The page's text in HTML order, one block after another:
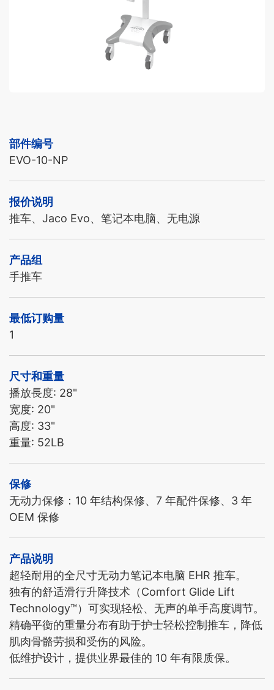
部件编号
EVO-10-NP
报价说明
推车、Jaco Evo、笔记本电脑、无电源
产品组
手推车
最低订购量
1
尺寸和重量
播放長度: 28"
宽度: 20"
高度: 33"
重量: 52LB
保修
无动力保修：10 年结构保修、7 年配件保修、3 年
OEM 保修
产品说明
超轻耐用的全尺寸无动力笔记本电脑 EHR 推车。
独有的舒适滑行升降技术（Comfort Glide Lift
Technology™）可实现轻松、无声的单手高度调节。
精确平衡的重量分布有助于护士轻松控制推车，降低
肌肉骨骼劳损和受伤的风险。
低维护设计，提供业界最佳的 10 年有限质保。